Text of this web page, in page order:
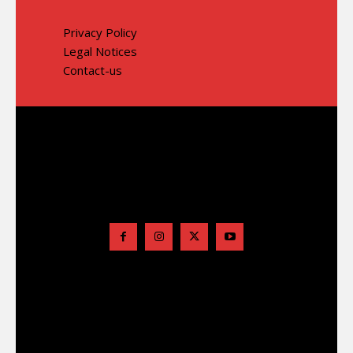
Privacy Policy
Legal Notices
Contact-us